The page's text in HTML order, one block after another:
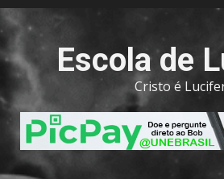
Escola de
Cristo é